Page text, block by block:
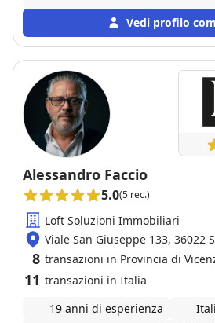
vendita con incarico in esclusiva
sistemi più vantaggiosi è
Vedi profilo
Alessandro Faccio
5.0(5 rec.)
Loft Soluzioni Immobiliari
Viale San Giuseppe 133, 36022
8 transazioni in Provincia di
11 transazioni in Italia
19 anni di esperienza